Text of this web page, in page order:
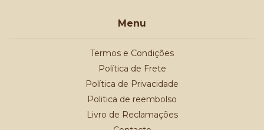
Menu
Termos e Condições
Política de Frete
Política de Privacidade
Politica de reembolso
Livro de Reclamações